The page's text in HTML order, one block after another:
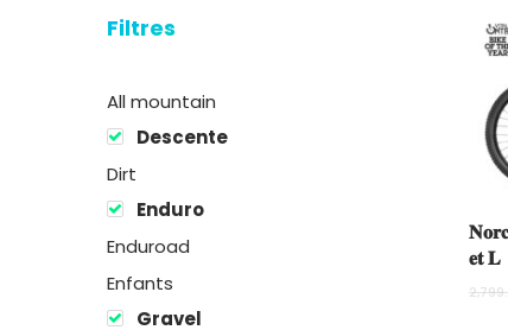
Hit enter to search or ESC to
Filtres
All mountain
Descente
Dirt
Enduro
Enduroad
Enfants
Gravel
𝐞𝐭 𝐋